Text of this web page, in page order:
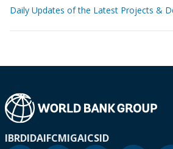
Daily Updates of the Latest Projects &
IBRDIDAIFCMIGAICSID